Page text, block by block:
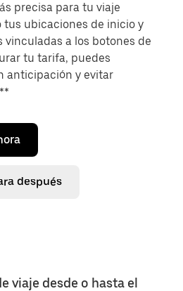
precisa para tu viaje
ubicaciones de inicio y
vinculadas a los botones de
tu tarifa, puedes
anticipación y evitar
después
viaje desde o hasta el